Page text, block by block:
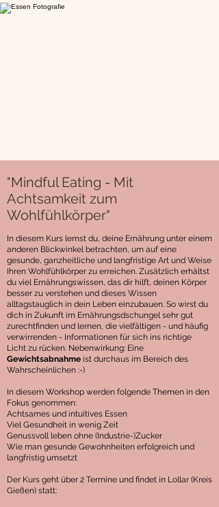
"Mindful Eating - Mit
Achtsamkeit zum
Wohlfühlkörper"
In diesem Kurs lernst du, deine Ernährung unter einem
anderen Blickwinkel betrachten, um auf eine
gesunde, ganzheitliche und langfristige Art und Weise
Ihren Wohlfühlkörper zu erreichen. Zusätzlich erhältst
du viel Ernährungswissen, das dir hilft, deinen Körper
besser zu verstehen und dieses Wissen
alltagstauglich in dein Leben einzubauen. So wirst du
dich in Zukunft im Ernährungsdschungel sehr gut
zurechtfinden und lernen, die vielfältigen - und häufig
verwirrenden - Informationen für sich ins richtige
Licht zu rücken. Nebenwirkung: Eine
Gewichtsabnahme ist durchaus im Bereich des
Wahrscheinlichen :-)
In diesem Workshop werden folgende Themen in den
Fokus genommen:
Achtsames und intuitives Essen
Viel Gesundheit in wenig Zeit
Genussvoll leben ohne (Industrie-)Zucker
Wie man gesunde Gewohnheiten erfolgreich und
langfristig umsetzt
Der Kurs geht über 2 Termine und findet in Lollar (Kreis
Gießen) statt: